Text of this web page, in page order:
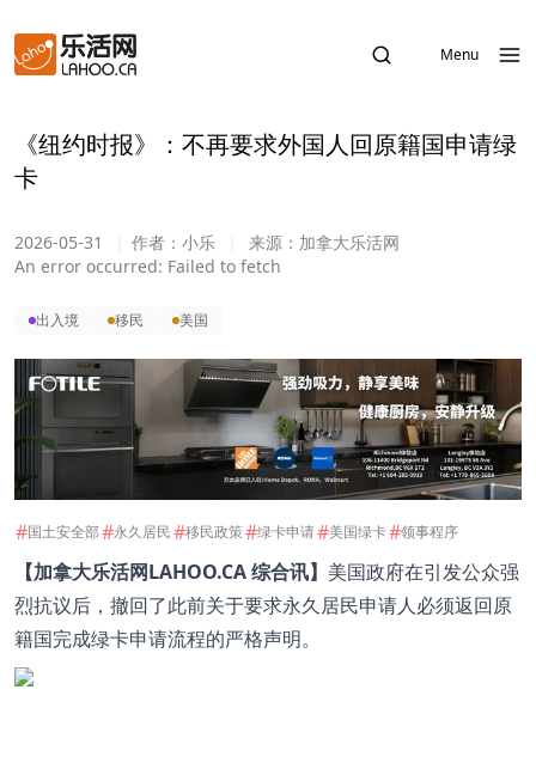
Menu
《纽约时报》：不再要求外国人回原籍国申请绿
卡
2026-05-31 作者： 小乐 来源： 加拿大乐活网
An error occurred: Failed to fetch
出入境 移民 美国
#国土安全部#永久居民#移民政策#绿卡申请#美国绿卡#领事程序
【加拿大乐活网LAHOO.CA 综合讯】 美国政府在引发公众强
烈抗议后，撤回了此前关于要求永久居民申请人必须返回原
籍国完成绿卡申请流程的严格声明。